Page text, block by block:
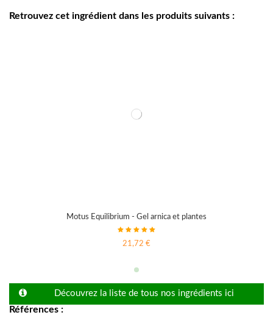
Retrouvez cet ingrédient dans les produits suivants :
Motus Equilibrium - Gel arnica et plantes
21,72 €
Découvrez la liste de tous nos ingrédients ici
Références :